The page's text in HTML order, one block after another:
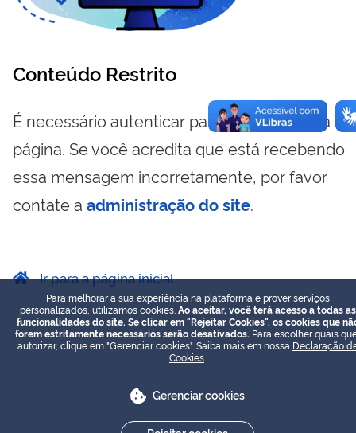
Conteúdo Restrito
É necessário autenticar para visualizar essa
página. Se você acredita que está recebendo
essa mensagem incorretamente, por favor
contate a administração do site.
Ir para a página inicial
Para melhorar a sua experiência na plataforma e prover serviços
personalizados, utilizamos cookies. Ao aceitar, você terá acesso a todas as
funcionalidades do site. Se clicar em "Rejeitar Cookies", os cookies que
forem estritamente necessários serão desativados. Para escolher quais
autorizar, clique em "Gerenciar cookies". Saiba mais em nossa Declaração
Cookies
Gerenciar cookies